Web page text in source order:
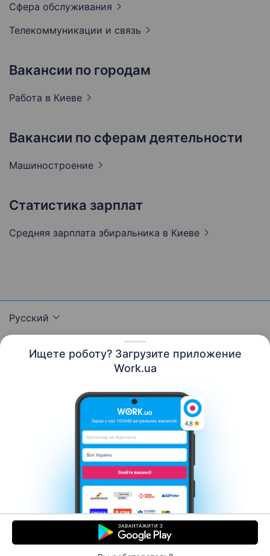
Ищете роботу? Загрузите приложение
Work.ua
Сфера обслуживания
Телекоммуникации и связь
Вакансии по городам
Работа в Киеве
Вакансии по сферам деятельности
Машиностроение
Статистика зарплат
Средняя зарплата збиральника в Киеве
Русский
Контакты О нас
Карьера
Новости Work.ua
Помощь
Условия использования
Работодателю
© 2006–2026 Work.ua. Сервис поиска работы №1 в